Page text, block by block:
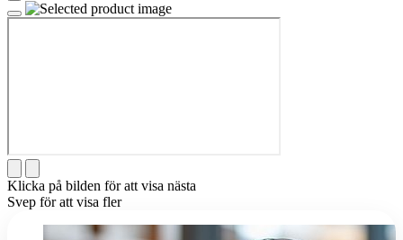
Klicka på bilden för att visa nästa
Svep för att visa fler